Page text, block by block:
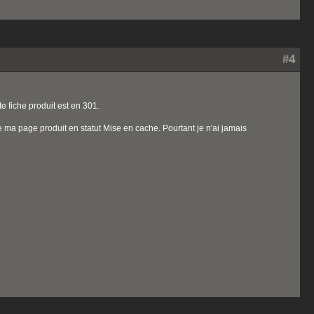
#4
fiche produit est en 301.
page produit en statut Mise en cache. Pourtant je n'ai jamais